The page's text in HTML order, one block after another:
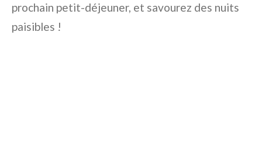
prochain petit-déjeuner, et savourez des nuits
paisibles !